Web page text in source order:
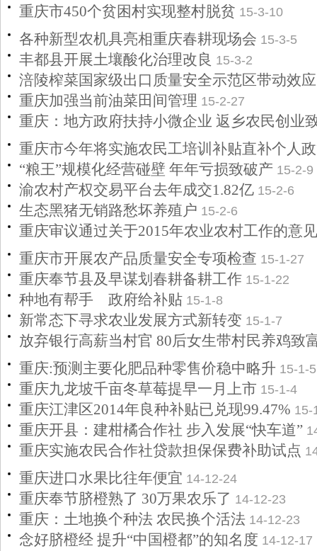
重庆市450个贫困村实现整村脱贫 15-3-10
各种新型农机具亮相重庆春耕现场会 15-3-5
丰都县开展土壤酸化治理改良 15-3-2
涪陵榨菜国家级出口质量安全示范区带动效
重庆加强当前油菜田间管理 15-2-27
重庆：地方政府扶持小微企业 返乡农民创业
重庆市今年将实施农民工培训补贴直补个人
“粮王”规模化经营碰壁 年年亏损致破产 15-2-9
渝农村产权交易平台去年成交1.82亿 15-2-6
生态黑猪无销路愁坏养殖户 15-2-6
重庆审议通过关于2015年农业农村工作的意见
重庆市开展农产品质量安全专项检查 15-1-27
重庆奉节县及早谋划春耕备耕工作 15-1-22
种地有帮手 政府给补贴 15-1-8
新常态下寻求农业发展方式新转变 15-1-7
放弃银行高薪当村官 80后女生带村民养鸡致
重庆:预测主要化肥品种零售价稳中略升 15-1-5
重庆九龙坡千亩冬草莓提早一月上市 15-1-4
重庆江津区2014年良种补贴已兑现99.47% 15-
重庆开县：建柑橘合作社 步入发展“快车道”
重庆实施农民合作社贷款担保保费补助试点
重庆进口水果比往年便宜 14-12-24
重庆奉节脐橙熟了 30万果农乐了 14-12-23
重庆：土地换个种法 农民换个活法 14-12-23
念好脐橙经 提升“中国橙都”的知名度 14-12-17